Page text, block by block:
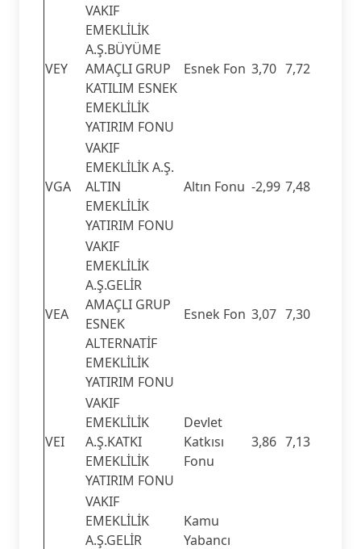
VEY
VAKIF
EMEKLİLİK
A.Ş.BÜYÜME
AMAÇLI GRUP
KATILIM ESNEK
EMEKLİLİK
YATIRIM FONU
Esnek Fon 3,70 7,72
VGA
VAKIF
EMEKLİLİK A.Ş.
ALTIN
EMEKLİLİK
YATIRIM FONU
Altın Fonu -2,99 7,48
VEA
VAKIF
EMEKLİLİK
A.Ş.GELİR
AMAÇLI GRUP
ESNEK
ALTERNATİF
EMEKLİLİK
YATIRIM FONU
Esnek Fon 3,07 7,30
VEI
VAKIF
EMEKLİLİK
A.Ş.KATKI
EMEKLİLİK
YATIRIM FONU
Devlet
Katkısı
Fonu
3,86 7,13
VAKIF
EMEKLİLİK
A.Ş.GELİR
Kamu
Yabancı